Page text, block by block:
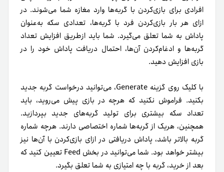
افرادی برای بازی‌کردن با گربه‌ها وارد مغازه شما می‌شوند. در
ازای هر بار بازی‌کردن فرد با گربه‌ها، تعدادی سکه به‌عنوان
پاداش به‌ شما تعلق می‌گیرد. شما باید از‌طریق افزایش تعداد
گربه‌ها و ادغام‌کردن آن‌ها، احتمال دریافت پاداش خود را در
بازی افزایش دهید.
با کلیک روی گزینه Generate، می‌توانید درخواست گربه جدید
بکنید. فراموش نکنید که هر‌چه در بازی پیش می‌روید، باید
تعداد سکه بیشتری برای تولید گربه‌های جدید بپردازید.
همچنین، هر‌یک از گربه‌ها شماره اختصاصی دارند. هرچه شماره
گربه بالاتر باشد، پاداش دریافتی در ازای بازی‌کردن با آن‌ها نیز
بیشتر خواهد بود. شما می‌توانید در بخش Feed تعیین کنید که
بعد از خرید، گربه با چه امتیازی به شما تعلق بگیرد.